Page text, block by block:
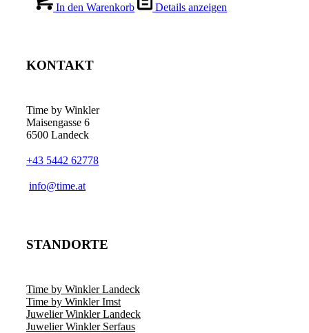
In den Warenkorb Details anzeigen
KONTAKT
Time by Winkler
Maisengasse 6
6500 Landeck
+43 5442 62778
­info@time.at
STANDORTE
Time by Winkler Landeck
Time by Winkler Imst
Juwelier Winkler Landeck
Juwelier Winkler Serfaus